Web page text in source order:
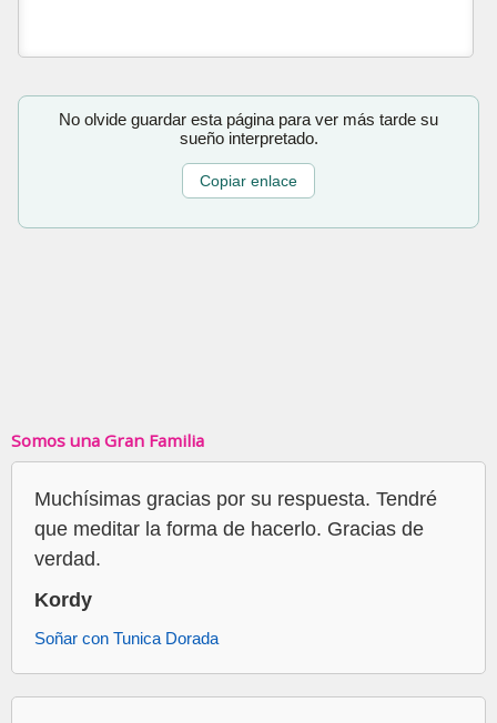
No olvide guardar esta página para ver más tarde su
sueño interpretado.
Copiar enlace
Somos una Gran Familia
Muchísimas gracias por su respuesta. Tendré
que meditar la forma de hacerlo. Gracias de
verdad.
Kordy
Soñar con Tunica Dorada